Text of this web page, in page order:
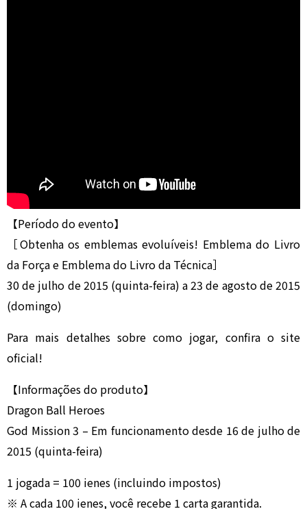
【Período do evento】
［Obtenha os emblemas evoluíveis! Emblema do Livro
da Força e Emblema do Livro da Técnica］
30 de julho de 2015 (quinta-feira) a 23 de agosto de 2015
(domingo)
Para mais detalhes sobre como jogar, confira o site
oficial!
【Informações do produto】
Dragon Ball Heroes
God Mission 3 – Em funcionamento desde 16 de julho de
2015 (quinta-feira)
1 jogada = 100 ienes (incluindo impostos)
※ A cada 100 ienes, você recebe 1 carta garantida.